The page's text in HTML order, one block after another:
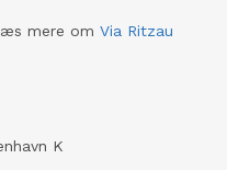
mere om Via Ritzau
K